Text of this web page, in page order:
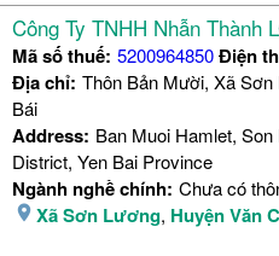
Công Ty TNHH Nhẫn Thành
Mã số thuế: 5200964850Điện
Địa chỉ: Thôn Bản Mười, Xã
Bái
Address: Ban Muoi Hamlet,
District, Yen Bai Province
Ngành nghề chính: Chưa có
Xã Sơn Lương, Huyện Văn